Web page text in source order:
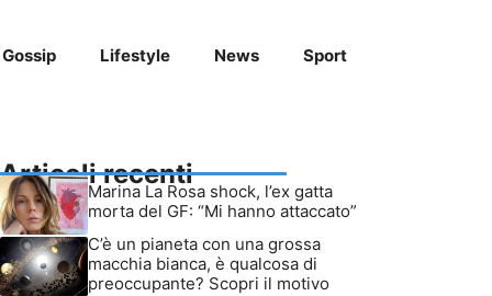
Gossip Lifestyle News Sport
Articoli recenti
Marina La Rosa shock, l’ex gatta
morta del GF: “Mi hanno attaccato”
C’è un pianeta con una grossa
macchia bianca, è qualcosa di
preoccupante? Scopri il motivo